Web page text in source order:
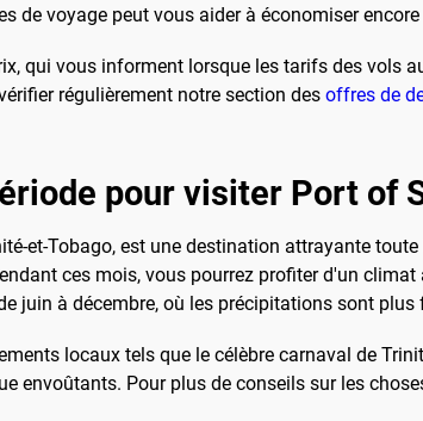
de voyage peut vous aider à économiser
qui vous informent lorsque les tarifs des vols
régulièrement notre section des offres de
pour visiter Port of
et-Tobago, est une destination attrayante
ces mois, vous pourrez profiter d'un
juin à décembre, où les précipitations sont plus
locaux tels que le célèbre carnaval de
envoûtants. Pour plus de conseils sur les